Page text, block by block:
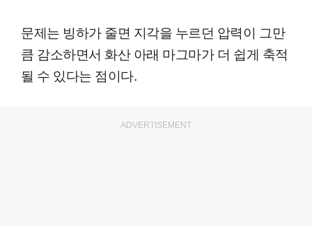
문제는 빙하가 줄면 지각을 누르던 압력이 그만
큼 감소하면서 화산 아래 마그마가 더 쉽게 축적
될 수 있다는 점이다.
ADVERTISEMENT